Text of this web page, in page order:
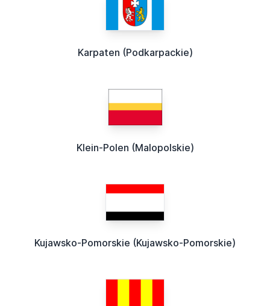
Karpaten (Podkarpackie)
Klein-Polen (Malopolskie)
Kujawsko-Pomorskie (Kujawsko-Pomorskie)